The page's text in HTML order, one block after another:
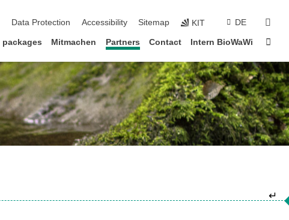
Data Protection Accessibility Sitemap KIT DE
Mitmachen Partners Contact Intern BioWaWi
↵